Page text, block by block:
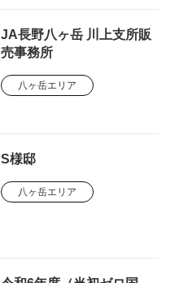
JA長野八ヶ岳 川上支所販
売事務所
八ヶ岳エリア
S様邸
八ヶ岳エリア